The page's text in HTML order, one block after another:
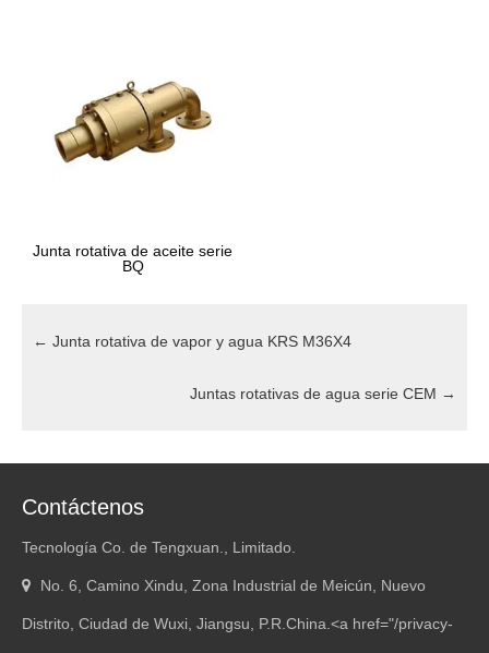
Junta rotativa de aceite serie
BQ
← Junta rotativa de vapor y agua KRS M36X4
Juntas rotativas de agua serie CEM →
Contáctenos
Tecnología Co. de Tengxuan., Limitado.
No. 6, Camino Xindu, Zona Industrial de Meicún, Nuevo
Distrito, Ciudad de Wuxi, Jiangsu, P.R.China.<a href="/privacy-